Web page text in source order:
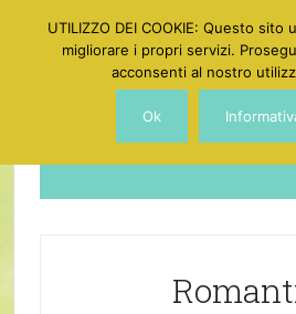
UTILIZZO DEI COOKIE: Questo
migliorare i propri servizi.
acconsenti al nostro
Ok